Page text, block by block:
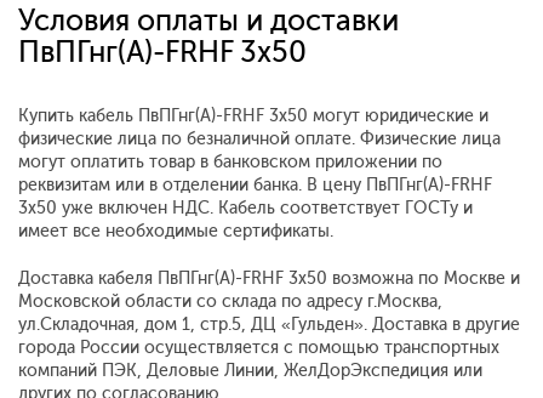
Условия оплаты и доставки
ПвПГнг(A)-FRHF 3x50
Купить кабель ПвПГнг(A)-FRHF 3x50 могут юридические и
физические лица по безналичной оплате. Физические лица
могут оплатить товар в банковском приложении по
реквизитам или в отделении банка. В цену ПвПГнг(A)-FRHF
3x50 уже включен НДС. Кабель соответствует ГОСТу и
имеет все необходимые сертификаты.
Доставка кабеля ПвПГнг(A)-FRHF 3x50 возможна по Москве и
Московской области со склада по адресу г.Москва,
ул.Складочная, дом 1, стр.5, ДЦ «Гульден». Доставка в другие
города России осуществляется с помощью транспортных
компаний ПЭК, Деловые Линии, ЖелДорЭкспедиция или
других по согласованию.